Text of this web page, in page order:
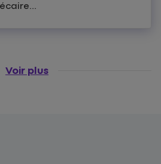
Voir plus